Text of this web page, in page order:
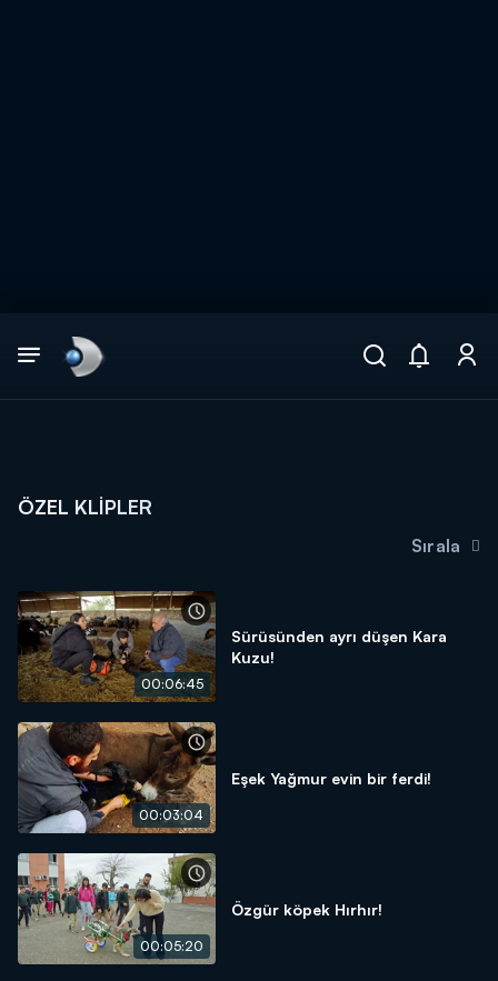
DİĞER SONUÇLAR
ÖZEL KLIPLER
Sırala
00:06:45
Sürüsünden ayrı düşen Kara
Kuzu!
00:03:04
Eşek Yağmur evin bir ferdi!
00:05:20
Özgür köpek Hırhır!